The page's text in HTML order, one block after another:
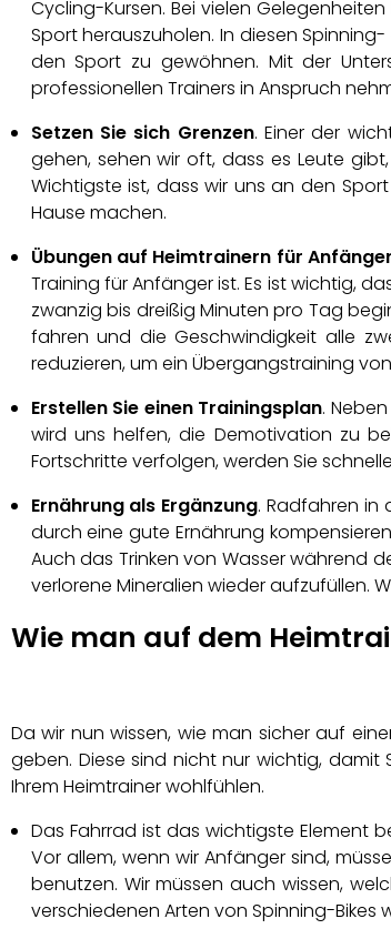
Cycling-Kursen. Bei vielen
Sport herauszuholen. In diesen
den Sport zu gewöhnen. Mit der
professionellen Trainers in Anspruch
Setzen Sie sich Grenzen. Einer der
gehen, sehen wir oft, dass es Leute
Wichtigste ist, dass wir uns an den
Hause machen.
Übungen auf Heimtrainern für Anfänger
Training für Anfänger ist. Es ist wichtig,
zwanzig bis dreißig Minuten pro Tag
fahren und die Geschwindigkeit alle
reduzieren, um ein Übergangstraining
Erstellen Sie einen Trainingsplan.
wird uns helfen, die Demotivation zu
Fortschritte verfolgen, werden Sie
Ernährung als Ergänzung. Radfahren in
durch eine gute Ernährung
Auch das Trinken von Wasser während
verlorene Mineralien wieder aufzufüllen.
Wie man auf dem
Da wir nun wissen, wie man sicher auf
geben. Diese sind nicht nur wichtig,
Ihrem Heimtrainer wohlfühlen.
Das Fahrrad ist das wichtigste Element
Vor allem, wenn wir Anfänger sind,
benutzen. Wir müssen auch wissen,
verschiedenen Arten von Spinning-Bikes